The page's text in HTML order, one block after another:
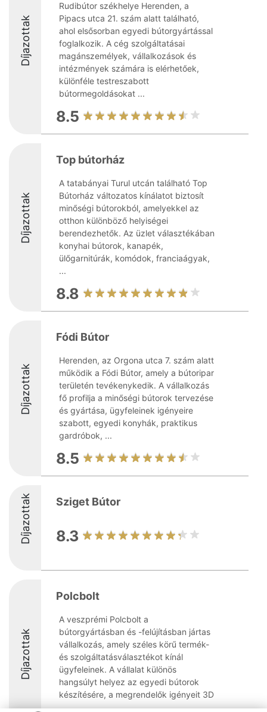
Díjazottak
Rudibútor székhelye Herenden, a
Pipacs utca 21. szám alatt található,
ahol elsősorban egyedi bútorgyártással
foglalkozik. A cég szolgáltatásai
magánszemélyek, vállalkozások és
intézmények számára is elérhetőek,
különféle testreszabott
bútormegoldásokat ...
8.5
Díjazottak
Top bútorház
A tatabányai Turul utcán található Top
Bútorház változatos kínálatot biztosít
minőségi bútorokból, amelyekkel az
otthon különböző helyiségei
berendezhetők. Az üzlet választékában
konyhai bútorok, kanapék,
ülőgarnitúrák, komódok, franciaágyak,
...
8.8
Díjazottak
Fódi Bútor
Herenden, az Orgona utca 7. szám alatt
működik a Fódi Bútor, amely a bútoripar
területén tevékenykedik. A vállalkozás
fő profilja a minőségi bútorok tervezése
és gyártása, ügyfeleinek igényeire
szabott, egyedi konyhák, praktikus
gardróbok, ...
8.5
Díjazottak Sziget Bútor
8.3
Díjazottak
Polcbolt
A veszprémi Polcbolt a
bútorgyártásban és -felújításban jártas
vállalkozás, amely széles körű termék-
és szolgáltatásválasztékot kínál
ügyfeleinek. A vállalat különös
hangsúlyt helyez az egyedi bútorok
készítésére, a megrendelők igényeit 3D
...